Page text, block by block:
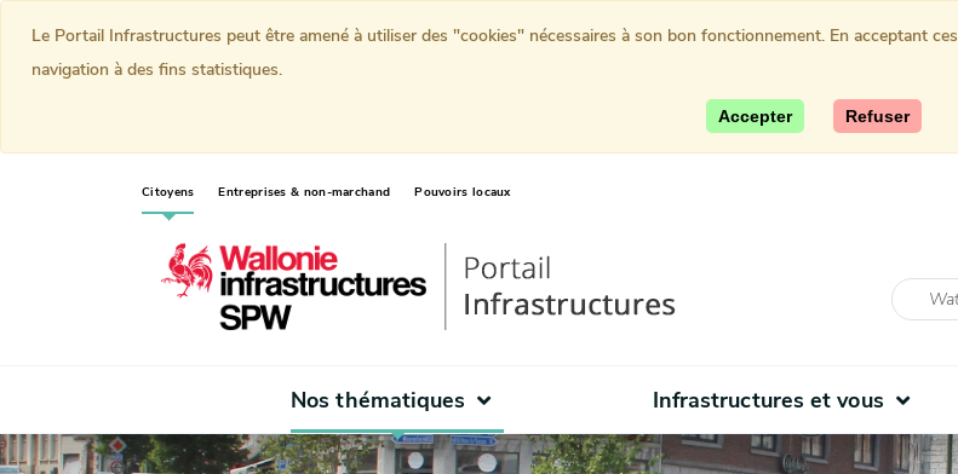
Citoyens(current)Entreprises & non-marchand Pouvoirs locaux
Nos thématiques Infrastructures et vous
Le Portail Infrastructures peut être amené à utiliser des "cookies" nécessaires à son bon fonctionnement. En acceptant
navigation à des fins statistiques.
Accepter Refuser